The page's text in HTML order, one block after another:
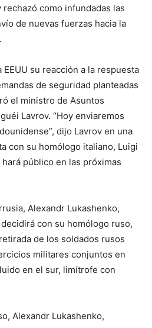
como infundadas las
de nuevas fuerzas hacia la
su reacción a la respuesta
de seguridad planteadas
el ministro de Asuntos
Lavrov. “Hoy enviaremos
dijo Lavrov en una
con su homólogo italiano, Luigi
público en las próximas
Alexandr Lukashenko,
con su homólogo ruso,
de los soldados rusos
militares conjuntos en
en el sur, limítrofe con
Alexandr Lukashenko,